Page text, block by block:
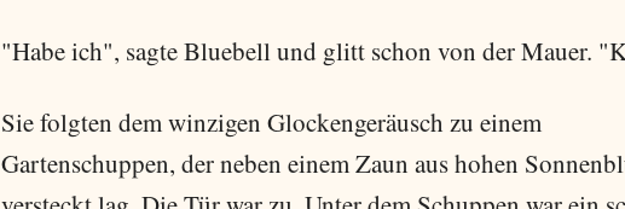
"Habe ich", sagte Bluebell und glitt schon von der Mauer.
Sie folgten dem winzigen Glockengeräusch zu einem
Gartenschuppen, der neben einem Zaun aus hohen